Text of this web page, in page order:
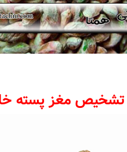
تشخیص مغز پسته